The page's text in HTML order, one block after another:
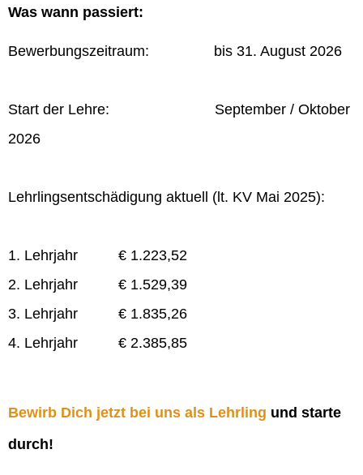
Was wann passiert:
Bewerbungszeitraum: bis 31. August 2026
Start der Lehre: September / Oktober
2026
Lehrlingsentschädigung aktuell (lt. KV Mai 2025):
1. Lehrjahr € 1.223,52
2. Lehrjahr € 1.529,39
3. Lehrjahr € 1.835,26
4. Lehrjahr € 2.385,85
Bewirb Dich jetzt bei uns als Lehrling und starte
durch!